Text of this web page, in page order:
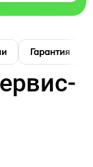
Гарантия